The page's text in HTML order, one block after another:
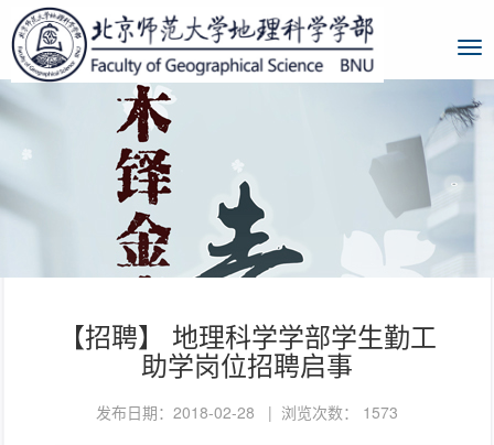
【招聘】 地理科学学部学生勤工
助学岗位招聘启事
发布日期：2018-02-28 | 浏览次数： 1573